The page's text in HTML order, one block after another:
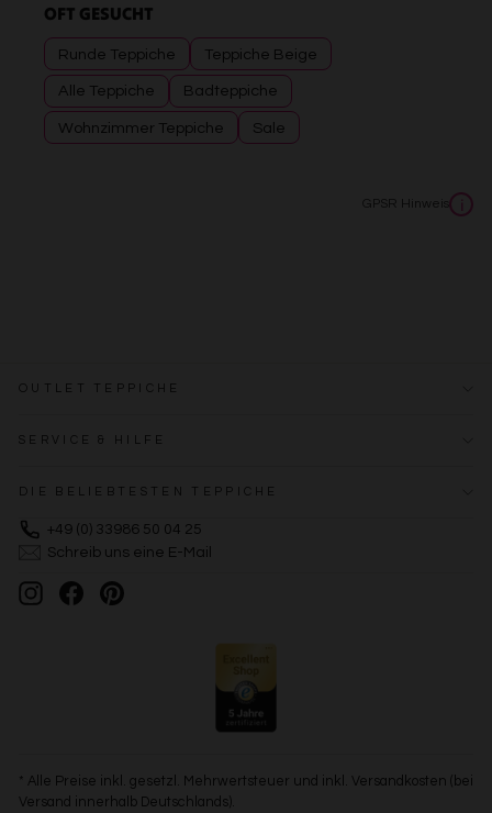
OFT GESUCHT
Runde Teppiche Teppiche Beige
Alle Teppiche Badteppiche
Wohnzimmer Teppiche Sale
GPSR Hinweis i
OUTLET TEPPICHE
SERVICE & HILFE
DIE BELIEBTESTEN TEPPICHE
+49 (0) 33986 50 04 25
Schreib uns eine E-Mail
InstagramFacebookPinterest
* Alle Preise inkl. gesetzl. Mehrwertsteuer und inkl. Versandkosten (bei
Versand innerhalb Deutschlands).